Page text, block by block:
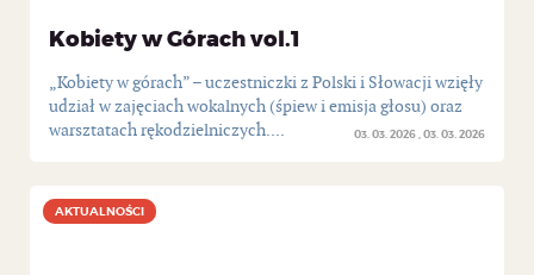
Kobiety w Górach vol.1
03. 03. 2026 03. 03. 2026
„Kobiety w górach” – uczestniczki z Polski i Słowacji wzięły
udział w zajęciach wokalnych (śpiew i emisja głosu) oraz
warsztatach rękodzielniczych....
AKTUALNOŚCI
AKTUALNOŚCI